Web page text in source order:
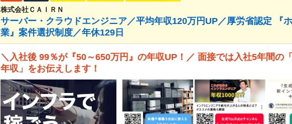
株式会社ＣＡＩＲＮ
サーバー・クラウドエンジニア／平均年収120万円UP／厚労省認定 『
業』案件選択制度／年休129日
＼入社後 99％が『50～650万円』の年収UP！／ 面接では入社5年間の
年収」をお伝えします！